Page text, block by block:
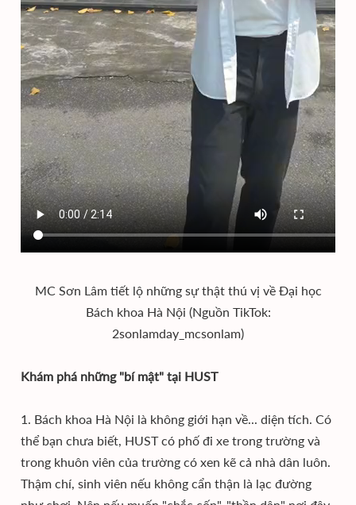
MC Sơn Lâm tiết lộ những sự thật thú vị về Đại học
Bách khoa Hà Nội (Nguồn TikTok:
2sonlamday_mcsonlam)
Khám phá những "bí mật" tại HUST
1. Bách khoa Hà Nội là không giới hạn về... diện tích. Có
thể bạn chưa biết, HUST có phố đi xe trong trường và
trong khuôn viên của trường có xen kẽ cả nhà dân luôn.
Thậm chí, sinh viên nếu không cẩn thận là lạc đường